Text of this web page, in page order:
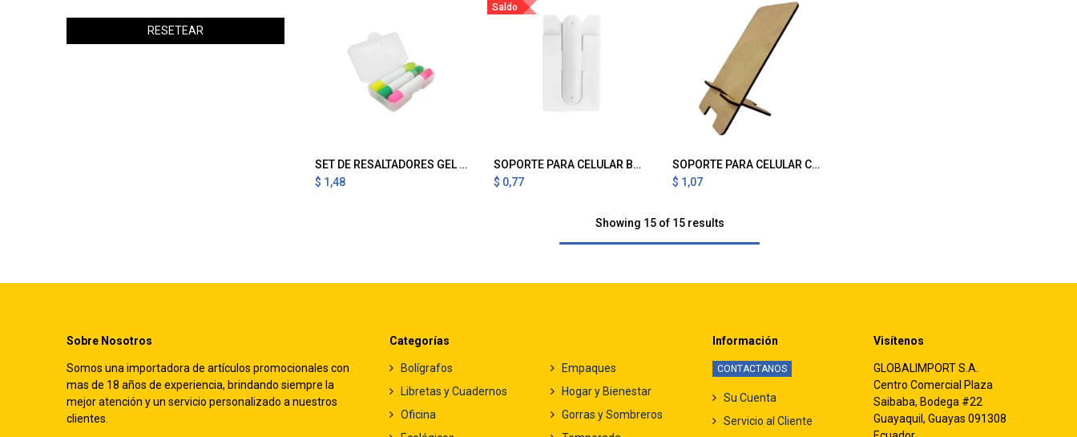
RESETEAR
Agregar al Carrito
SET DE RESALTADORES GEL TRIO
$ 1,48
Saldo
Agregar al Carrito
SOPORTE PARA CELULAR BANDA BLANCO
$ 0,77
Agregar al Carrito
SOPORTE PARA CELULAR CRUDO
$ 1,07
Showing 15 of 15 results
Sobre Nosotros
Somos una importadora de artículos promocionales con
mas de 18 años de experiencia, brindando siempre la
mejor atención y un servicio personalizado a nuestros
clientes.
Categorías
Bolígrafos
Libretas y Cuadernos
Oficina
Empaques
Hogar y Bienestar
Gorras y Sombreros
Información
CONTACTANOS
Su Cuenta
Servicio al Cliente
Visítenos
GLOBALIMPORT S.A.
Centro Comercial Plaza
Saibaba, Bodega #22
Guayaquil, Guayas 091308